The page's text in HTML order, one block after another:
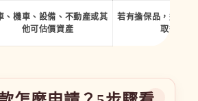
、機車、設備、不動產或其
他可估價資產
若有擔保品，通常較
取得資金